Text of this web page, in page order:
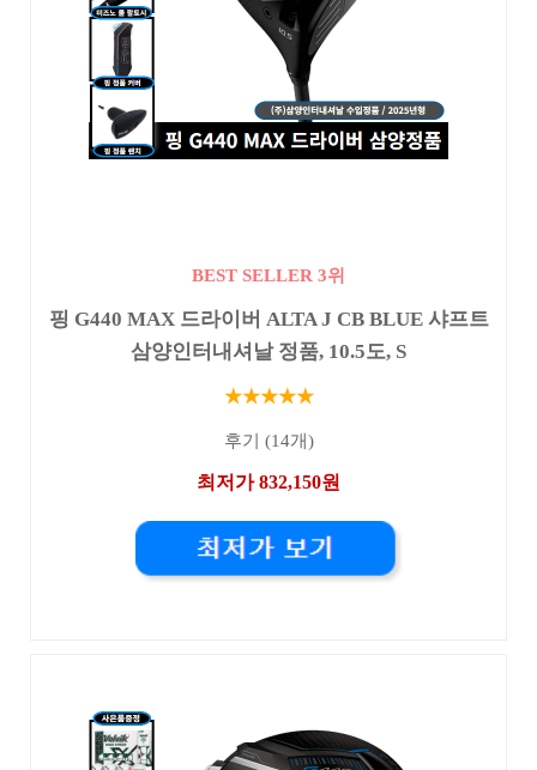
BEST SELLER 3위
핑 G440 MAX 드라이버 ALTA J CB BLUE 샤프트
삼양인터내셔날 정품, 10.5도, S
★★★★★
후기 (14개)
최저가 832,150원